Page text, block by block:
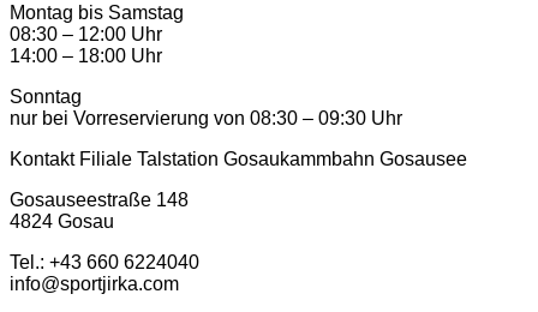
Montag bis Samstag
08:30 – 12:00 Uhr
14:00 – 18:00 Uhr
Sonntag
nur bei Vorreservierung von 08:30 – 09:30 Uhr
Kontakt Filiale Talstation Gosaukammbahn Gosausee
Gosauseestraße 148
4824 Gosau
Tel.: ‭+43 660 6224040‬
info@sportjirka.com